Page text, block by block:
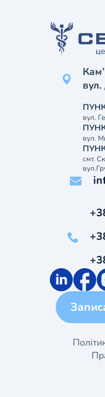
вул.
вул.
смт.